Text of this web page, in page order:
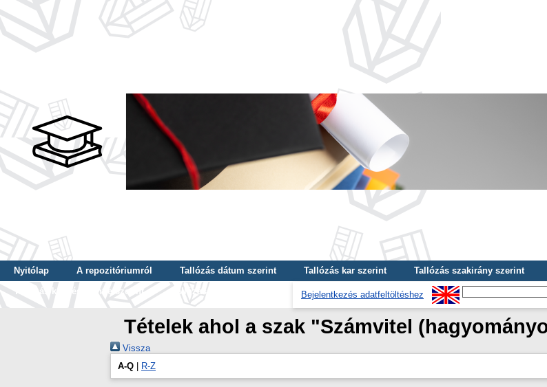
Nyitólap A repozitóriumról Tallózás dátum szerint Tallózás kar szerint Tallózás szakirány szerint
Tallózás képzés szintje szerint
Tallózás kulcsszó szerint Bejelentkezés adatfeltöltéshez
Tételek ahol a szak "Számvitel
Vissza
A-Q
R-Z